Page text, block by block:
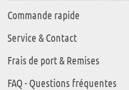
Commande rapide
Service & Contact
Frais de port & Remises
FAQ - Questions fréquentes